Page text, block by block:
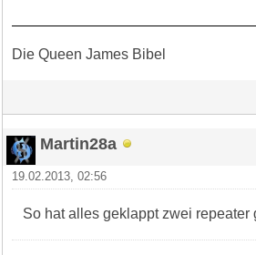
Die Queen James Bibel
Martin28a
19.02.2013, 02:56
So hat alles geklappt zwei repeater